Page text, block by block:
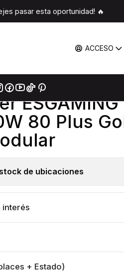
ACCESO
pasar esta oportunidad! 🔥
Gold Modular
|
ESGAMING
80 Plus
de ubicaciones
interés
+ Estado)